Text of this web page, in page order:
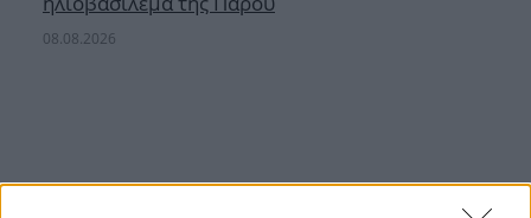
08.08.2026